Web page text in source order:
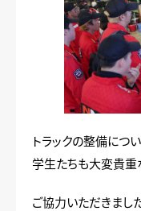
トラックの整備につ
学生たちも大変貴重
ご協力いただきまし